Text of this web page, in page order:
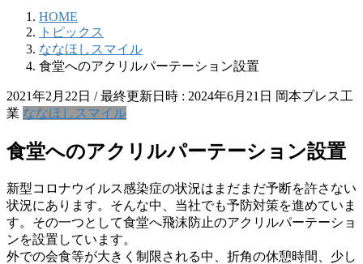
HOME
トピックス
ななほしスマイル
食堂へのアクリルパーテーション設置
2021年2月22日 / 最終更新日時 : 2024年6月21日 岡本プレス工
業 ななほしスマイル
食堂へのアクリルパーテーション設置
新型コロナウイルス感染症の状況はまだまだ予断を許さない
状況にあります。そんな中、当社でも予防対策を進めていま
す。その一つとして食堂へ飛沫防止のアクリルパーテーショ
ンを設置しています。
外での会食等が大きく制限される中、折角の休憩時間、少し